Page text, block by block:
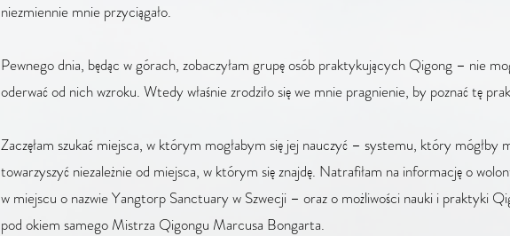
niezmiennie mnie przyciągało.
Pewnego dnia, będąc w górach, zobaczyłam grupę osób praktykujących Qigong – nie
oderwać od nich wzroku. Wtedy właśnie zrodziło się we mnie pragnienie, by poznać tę
Zaczęłam szukać miejsca, w którym mogłabym się jej nauczyć – systemu, który mógłby
towarzyszyć niezależnie od miejsca, w którym się znajdę. Natrafiłam na informację o
w miejscu o nazwie Yangtorp Sanctuary w Szwecji – oraz o możliwości nauki i praktyki
pod okiem samego Mistrza Qigongu Marcusa Bongarta.